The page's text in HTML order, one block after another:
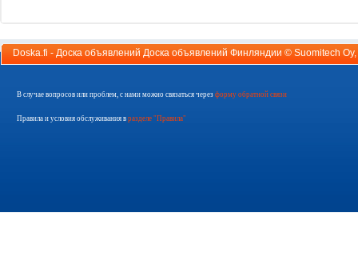
Doska.fi - Доска объявлений Доска объявлений Финляндии © Suomitech Oy
В случае вопросов или проблем, с нами можно связаться через форму обратной связи
Правила и условия обслуживания в разделе "Правила"